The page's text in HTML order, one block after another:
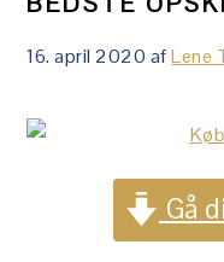
16. april 2020 afLene
Gå